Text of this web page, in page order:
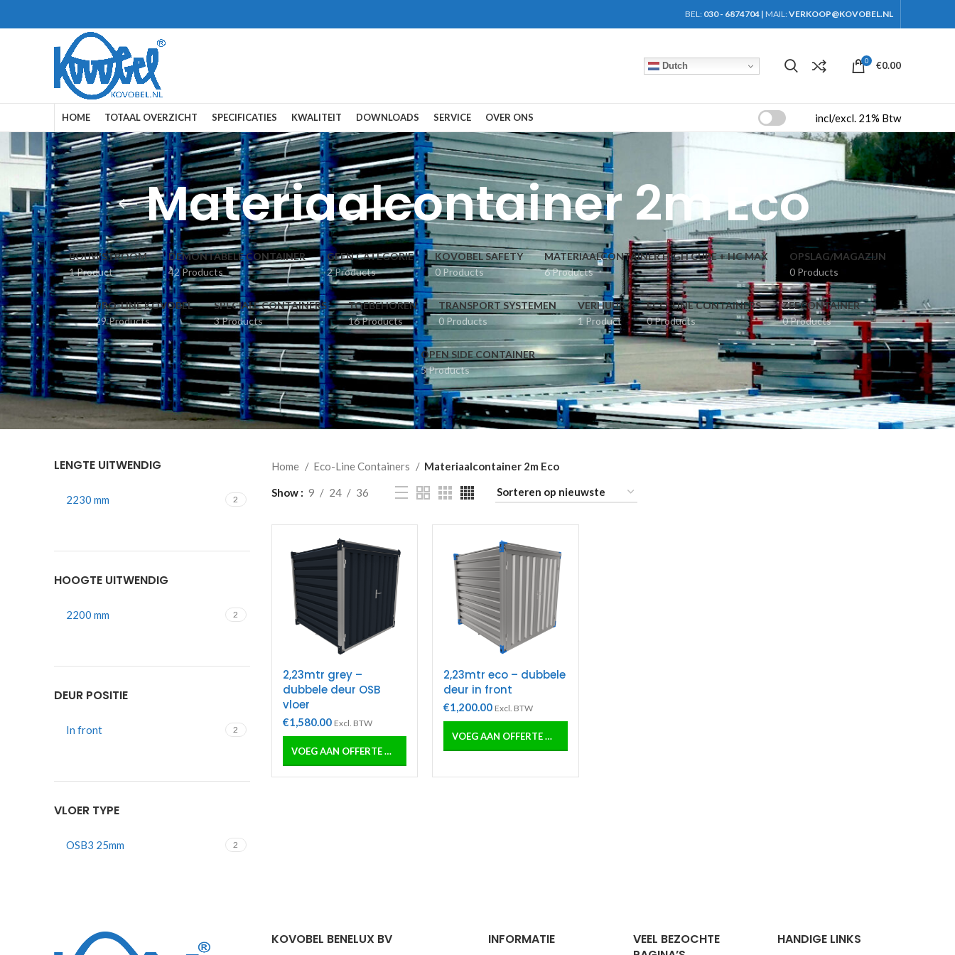
BEL: 030 - 6874704 | MAIL:VERKOOP@KOVOBEL.NL
Dutch 0 €0.00
HOME TOTAAL OVERZICHT SPECIFICATIES KWALITEIT DOWNLOADS SERVICE OVER ONS incl/excl. 21% Btw
Materiaalcontainer 2m Eco
BOUWSTROOM
1 Product
DEMONTABELE CONTAINER
42 Products
GEEN CATEGORIE
2 Products
KOVOBEL SAFETY
0 Products
MATERIAALCONTAINER HIGH CUBE + HC MAX
6 Products
OPSLAG/MAGAZIJN
0 Products
PRO-LINE KOVOBEL
29 Products
SPECIALE CONTAINERS
3 Products
TOEBEHOREN
16 Products
TRANSPORT SYSTEMEN
0 Products
VERHUUR
1 Product
ECO-LINE CONTAINERS
0 Products
ZEECONTAINER
0 Products
OPEN SIDE CONTAINER
5 Products
LENGTE UITWENDIG
2230 mm 2
HOOGTE UITWENDIG
2200 mm 2
DEUR POSITIE
In front 2
VLOER TYPE
OSB3 25mm 2
Home Eco-Line Containers Materiaalcontainer 2m Eco
Show 9 24 36
2,23mtr grey –
dubbele deur OSB
vloer
€1,580.00 Excl. BTW
VOEG AAN OFFERTE OF ORDER TOE
2,23mtr eco – dubbele
deur in front
€1,200.00 Excl. BTW
VOEG AAN OFFERTE OF ORDER TOE
KOVOBEL BENELUX BV INFORMATIE
VEEL BEZOCHTE
HANDIGE LINKS